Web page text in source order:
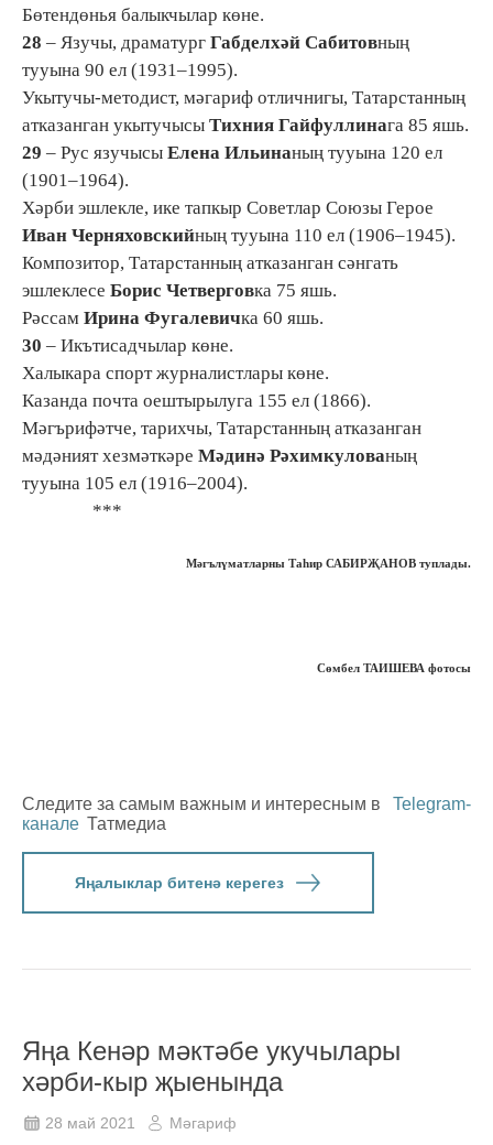
Бөтендөнья балыкчылар көне.
28 – Язучы, драматург Габделхәй Сабитовның
тууына 90 ел (1931–1995).
Укытучы-методист, мәгариф отличнигы, Татарстанның
атказанган укытучысы Тихния Гайфуллинага 85 яшь.
29 – Рус язучысы Елена Ильинаның тууына 120 ел
(1901–1964).
Хәрби эшлекле, ике тапкыр Советлар Союзы Герое
Иван Черняховскийның тууына 110 ел (1906–1945).
Композитор, Татарстанның атказанган сәнгать
эшлеклесе Борис Четверговка 75 яшь.
Рәссам Ирина Фугалевичка 60 яшь.
30 – Икътисадчылар көне.
Халыкара спорт журналистлары көне.
Казанда почта оештырылуга 155 ел (1866).
Мәгърифәтче, тарихчы, Татарстанның атказанган
мәдәният хезмәткәре Мәдинә Рәхимкулованың
тууына 105 ел (1916–2004).
***
Мәгълүматларны Таһир САБИРҖАНОВ туплады.
Сөмбел ТАИШЕВА фотосы
Следите за самым важным и интересным в
Telegram-
канале Татмедиа
Яңалыклар битенә керегез
Яңа Кенәр мәктәбе укучылары
хәрби-кыр җыенында
28 май 2021 Мәгариф